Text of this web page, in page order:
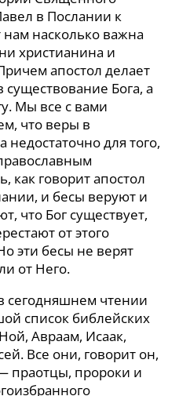
в Послании к
насколько важна
христианина и
апостол делает
Бога, а
Мы все с вами
что веры в
недостаточно для того,
как говорит апостол
и бесы веруют и
что Бог существует,
от этого
эти бесы не верят
от Него.
сегодняшнем чтении
список библейских
Авраам, Исаак,
Все они, говорит он,
праотцы, пророки и